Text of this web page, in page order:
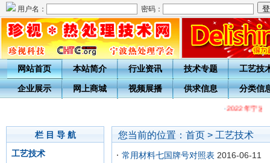
用户名： 密码：
网站首页 本站简介 行业资讯 技术专题 工艺技
企业展示 网上商城 视频展播 供求信息 分类信
·2022年宁波
栏 目 导 航
工艺技术
您当前的位置： 首页 > 工艺技术
常用材料七国牌号对照表 2016-06-11